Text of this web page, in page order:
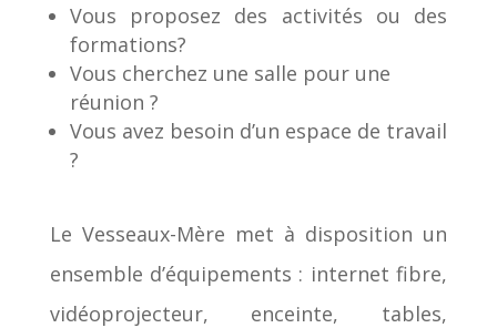
Vous proposez des activités ou des
formations?
Vous cherchez une salle pour une
réunion ?
Vous avez besoin d’un espace de travail
?
Le Vesseaux-Mère met à disposition un
ensemble d’équipements : internet fibre,
vidéoprojecteur, enceinte, tables,